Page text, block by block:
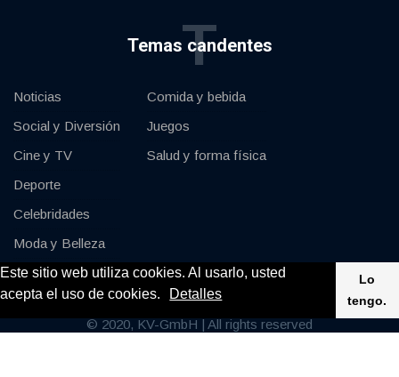
Este sitio web utiliza cookies. Al usarlo, usted
acepta el uso de cookies.
Detalles
Lo
tengo.
Temas candentes
T
Noticias
Social y Diversión
Cine y TV
Deporte
Celebridades
Moda y Belleza
Coches y Motor
Comida y bebida
Juegos
Salud y forma física
© 2020, KV-GmbH | All rights reserved